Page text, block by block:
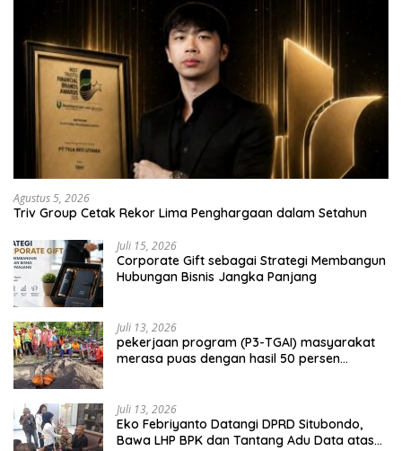
Agustus 5, 2026
Triv Group Cetak Rekor Lima Penghargaan dalam Setahun
Juli 15, 2026
Corporate Gift sebagai Strategi Membangun
Hubungan Bisnis Jangka Panjang
Juli 13, 2026
pekerjaan program (P3-TGAI) masyarakat
merasa puas dengan hasil 50 persen
Juli 13, 2026
Eko Febriyanto Datangi DPRD Situbondo,
Bawa LHP BPK dan Tantang Adu Data atas